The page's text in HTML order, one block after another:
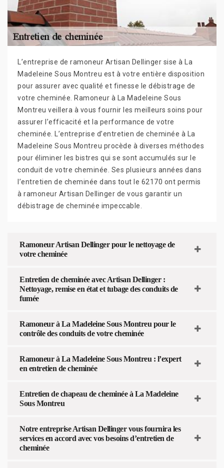
L’entreprise de ramoneur Artisan Dellinger sise à La
Madeleine Sous Montreu est à votre entière disposition
pour assurer avec qualité et finesse le débistrage de
votre cheminée. Ramoneur à La Madeleine Sous
Montreu veillera à vous fournir les meilleurs soins pour
assurer l’efficacité et la performance de votre
cheminée. L’entreprise d’entretien de cheminée à La
Madeleine Sous Montreu procède à diverses méthodes
pour éliminer les bistres qui se sont accumulés sur le
conduit de votre cheminée. Ses plusieurs années dans
l’entretien de cheminée dans tout le 62170 ont permis
à ramoneur Artisan Dellinger de vous garantir un
débistrage de cheminée impeccable.
Ramoneur Artisan Dellinger pour le nettoyage de
votre cheminée
Entretien de cheminée avec Artisan Dellinger :
Nettoyage, remise en état et tubage des conduits de
fumée
Ramoneur à La Madeleine Sous Montreu pour le
contrôle des conduits de votre cheminée
Ramoneur à La Madeleine Sous Montreu : l’expert
en entretien de cheminée
Entretien de chapeau de cheminée à La Madeleine
Sous Montreu
Notre entreprise Artisan Dellinger vous fournira les
services en accord avec vos besoins d’entretien de
cheminée